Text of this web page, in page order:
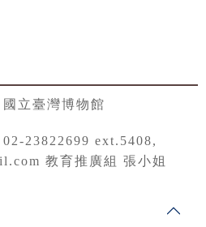
國立臺灣博物館
02-23822699 ext.5408,
教育推廣組 張小姐